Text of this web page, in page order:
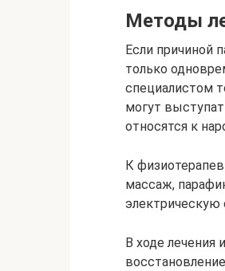
Методы
Если причиной
только
специалистом
могут
относятся к
К
массаж,
В ходе лечения